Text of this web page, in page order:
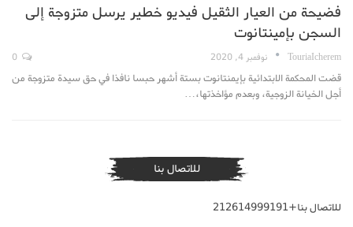
فضيحة من العيار الثقيل فيديو خطير يرسل متزوجة إلى
السجن بإمينتانوت
TouriaIcherem نوفمبر 4, 2020
قضت المحكمة الابتدائية بإيمنتانوت بستة أشهر حبسا نافذا في حق سيدة متزوجة من
أجل الخيانة الزوجية، وبعدم مؤاخذتها،…
للاتصال بنا
للاتصال بنا+212614999191